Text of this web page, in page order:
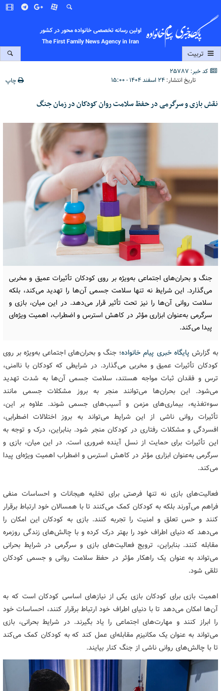
اولین رسانه تخصصی خانواده محور در کشور
The First Family News Agency in Iran
تربیت
کد خبر: 25787
تاریخ انتشار:۲۴ اسفند ۱۴۰۴ - ۱۵:۰۰ چاپ
نقش بازی و سرگرمی در حفظ سلامت روان کودکان در زمان جنگ
جنگ و بحران‌های اجتماعی به‌ویژه بر روی کودکان تأثیرات عمیق و مخربی
می‌گذارد. این شرایط نه تنها سلامت جسمی آن‌ها را تهدید می‌کند، بلکه
سلامت روانی آن‌ها را نیز تحت تأثیر قرار می‌دهد. در این میان، بازی و
سرگرمی به‌عنوان ابزاری مؤثر در کاهش استرس و اضطراب، اهمیت ویژه‌ای
پیدا می‌کند.
به گزارش پایگاه خبری پیام خانواده؛ جنگ و بحران‌های اجتماعی به‌ویژه بر روی
کودکان تأثیرات عمیق و مخربی می‌گذارد. در شرایطی که کودکان با ناامنی،
ترس و فقدان ثبات مواجه هستند، سلامت جسمی آن‌ها به شدت تهدید
می‌شود. این بحران‌ها می‌توانند منجر به بروز مشکلات جسمی مانند
سوءتغذیه، بیماری‌های مزمن و آسیب‌های جسمی شوند. علاوه بر این،
تأثیرات روانی ناشی از این شرایط می‌تواند به بروز اختلالات اضطرابی،
افسردگی و مشکلات رفتاری در کودکان منجر شود. بنابراین، درک و توجه به
این تأثیرات برای حمایت از نسل آینده ضروری است. در این میان، بازی و
سرگرمی به‌عنوان ابزاری مؤثر در کاهش استرس و اضطراب اهمیت ویژه‌ای پیدا
می‌کند.
فعالیت‌های بازی نه تنها فرصتی برای تخلیه هیجانات و احساسات منفی
فراهم می‌آورند بلکه به کودکان کمک می‌کنند تا با همسالان خود ارتباط برقرار
کنند و حس تعلق و امنیت را تجربه کنند. بازی به کودکان این امکان را
می‌دهد که دنیای اطراف خود را بهتر درک کرده و با چالش‌های زندگی روزمره
مقابله کنند. بنابراین، ترویج فعالیت‌های بازی و سرگرمی در شرایط بحرانی
می‌تواند به عنوان یک راهکار مؤثر در حفظ سلامت روانی و جسمی کودکان
تلقی شود.
اهمیت بازی برای کودکان بازی یکی از نیازهای اساسی کودکان است که به
آن‌ها امکان می‌دهد تا با دنیای اطراف خود ارتباط برقرار کنند، احساسات خود
را ابراز کنند و مهارت‌های اجتماعی را یاد بگیرند. در شرایط بحرانی، بازی
می‌تواند به عنوان یک مکانیزم مقابله‌ای عمل کند که به کودکان کمک می‌کند
تا با چالش‌های روانی ناشی از جنگ کنار بیایند.